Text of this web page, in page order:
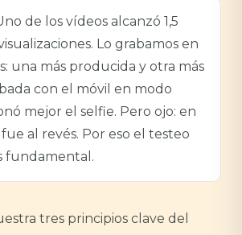
de los vídeos alcanzó 1,5
Lo grabamos en
una más producida y otra más
con el móvil en modo
mejor el selfie. Pero ojo: en
al revés. Por eso el testeo
fundamental.
tres principios clave del